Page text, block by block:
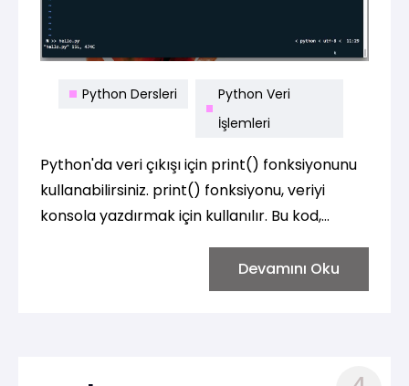
Python Dersleri
Python Veri
İşlemleri
Python'da veri çıkışı için print() fonksiyonunu
kullanabilirsiniz. print() fonksiyonu, veriyi
konsola yazdırmak için kullanılır. Bu kod,
yazdıracaktır. print() fonksiyonu, virgülle
ayrılmış birden fazla argüman alabilir ve
Devamını Oku